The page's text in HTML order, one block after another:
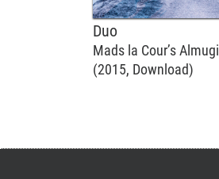
Duo
Mads la Cour’s Almugi
(2015, Download)